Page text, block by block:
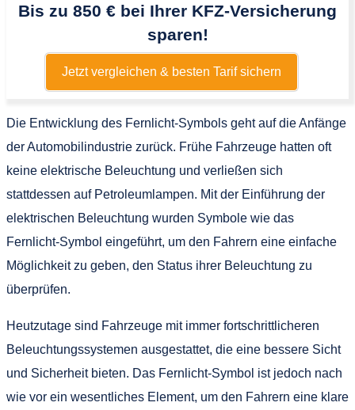
Bis zu 850 € bei Ihrer KFZ-Versicherung
sparen!
Jetzt vergleichen & besten Tarif sichern
Die Entwicklung des Fernlicht-Symbols geht auf die Anfänge
der Automobilindustrie zurück. Frühe Fahrzeuge hatten oft
keine elektrische Beleuchtung und verließen sich
stattdessen auf Petroleumlampen. Mit der Einführung der
elektrischen Beleuchtung wurden Symbole wie das
Fernlicht-Symbol eingeführt, um den Fahrern eine einfache
Möglichkeit zu geben, den Status ihrer Beleuchtung zu
überprüfen.
Heutzutage sind Fahrzeuge mit immer fortschrittlicheren
Beleuchtungssystemen ausgestattet, die eine bessere Sicht
und Sicherheit bieten. Das Fernlicht-Symbol ist jedoch nach
wie vor ein wesentliches Element, um den Fahrern eine klare